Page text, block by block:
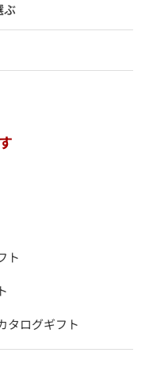
ぶ
ト
タログギフト